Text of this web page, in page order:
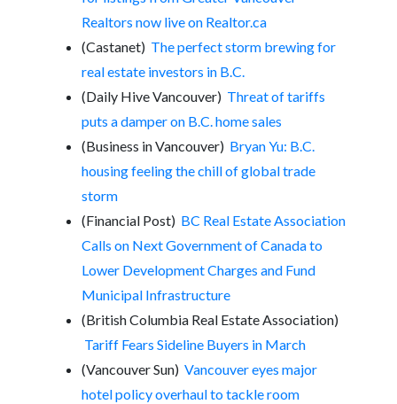
Realtors now live on Realtor.ca
(Castanet) The perfect storm brewing for
real estate investors in B.C.
(Daily Hive Vancouver) Threat of tariffs
puts a damper on B.C. home sales
(Business in Vancouver) Bryan Yu: B.C.
housing feeling the chill of global trade
storm
(Financial Post) BC Real Estate Association
Calls on Next Government of Canada to
Lower Development Charges and Fund
Municipal Infrastructure
(British Columbia Real Estate Association)
Tariff Fears Sideline Buyers in March
(Vancouver Sun)Vancouver eyes major
hotel policy overhaul to tackle room